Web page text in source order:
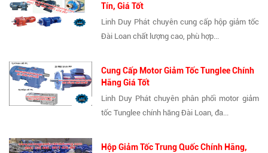
Tín, Giá Tốt
Linh Duy Phát chuyên cung cấp hộp giảm tốc
Đài Loan chất lượng cao, phù hợp...
Cung Cấp Motor Giảm Tốc Tunglee Chính
Hãng Giá Tốt
Linh Duy Phát chuyên phân phối motor giảm
tốc Tunglee chính hãng Đài Loan, đa...
Hộp Giảm Tốc Trung Quốc Chính Hãng,